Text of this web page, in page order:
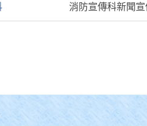
消防宣傳科新聞